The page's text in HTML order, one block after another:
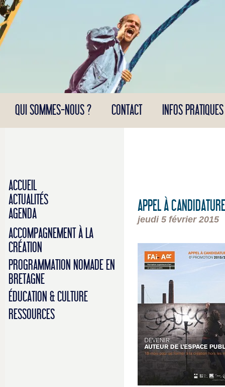
Panneau de gestion des cookies
QUI SOMMES-NOUS ? CONTACT INFOS PRATIQUES
ACCUEIL
ACTUALITÉS
AGENDA
ACCOMPAGNEMENT À LA
CRÉATION
PROGRAMMATION NOMADE EN
BRETAGNE
ÉDUCATION & CULTURE
RESSOURCES
APPEL À
jeudi 5 février 2015